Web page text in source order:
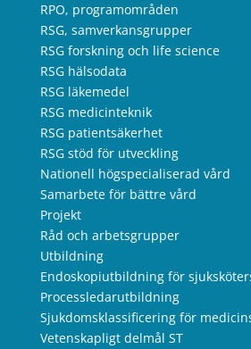
RPO, programområden
RSG, samverkansgrupper
RSG forskning och life science
RSG hälsodata
RSG läkemedel
RSG medicinteknik
RSG patientsäkerhet
RSG stöd för utveckling
Nationell högspecialiserad vård
Samarbete för bättre vård
Projekt
Råd och arbetsgrupper
Utbildning
Endoskopiutbildning för
Processledarutbildning
Sjukdomsklassificering för
Vetenskapligt delmål ST